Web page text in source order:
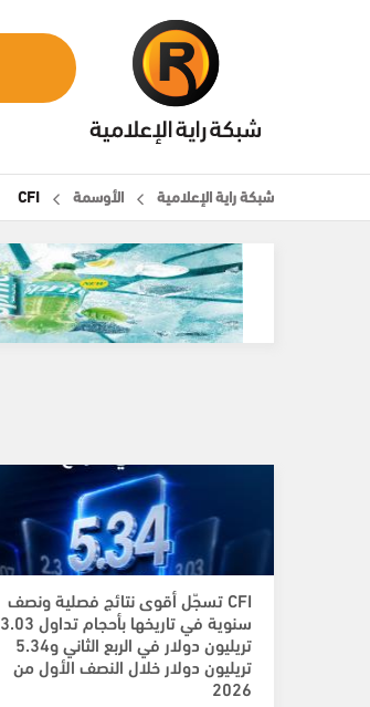
شبكة راية الإعلامية الأوسمة CFI
CFI تسجّل أقوى نتائج فصلية ونصف
سنوية في تاريخها بأحجام تداول 3.03
تريليون دولار في الربع الثاني و5.34
تريليون دولار خلال النصف الأول من
2026